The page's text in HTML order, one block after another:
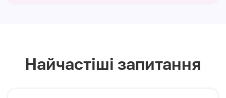
Найчастіші запитання